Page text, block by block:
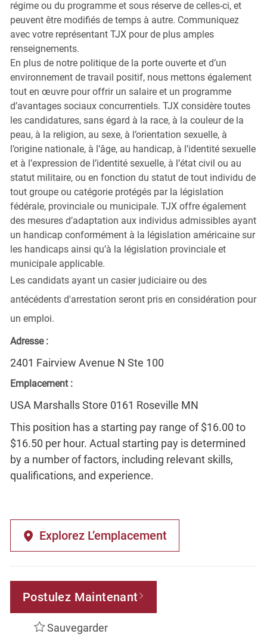
régime ou du programme et sous réserve de celles-ci, et
peuvent être modifiés de temps à autre. Communiquez
avec votre représentant TJX pour de plus amples
renseignements.
En plus de notre politique de la porte ouverte et d’un
environnement de travail positif, nous mettons également
tout en œuvre pour offrir un salaire et un programme
d’avantages sociaux concurrentiels. TJX considère toutes
les candidatures, sans égard à la race, à la couleur de la
peau, à la religion, au sexe, à l’orientation sexuelle, à
l’origine nationale, à l’âge, au handicap, à l’identité sexuelle
et à l’expression de l’identité sexuelle, à l’état civil ou au
statut militaire, ou en fonction du statut de tout individu de
tout groupe ou catégorie protégés par la législation
fédérale, provinciale ou municipale. TJX offre également
des mesures d’adaptation aux individus admissibles ayant
un handicap conformément à la législation américaine sur
les handicaps ainsi qu’à la législation provinciale et
municipale applicable.
Les candidats ayant un casier judiciaire ou des
antécédents d'arrestation seront pris en considération pour
un emploi.
Adresse :
2401 Fairview Avenue N Ste 100
Emplacement :
USA Marshalls Store 0161 Roseville MN
This position has a starting pay range of $16.00 to
$16.50 per hour. Actual starting pay is determined
by a number of factors, including relevant skills,
qualifications, and experience.
Explorez L’emplacement
Postulez Maintenant
Sauvegarder